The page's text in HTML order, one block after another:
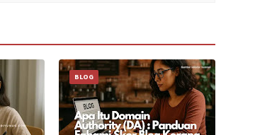
BLOG